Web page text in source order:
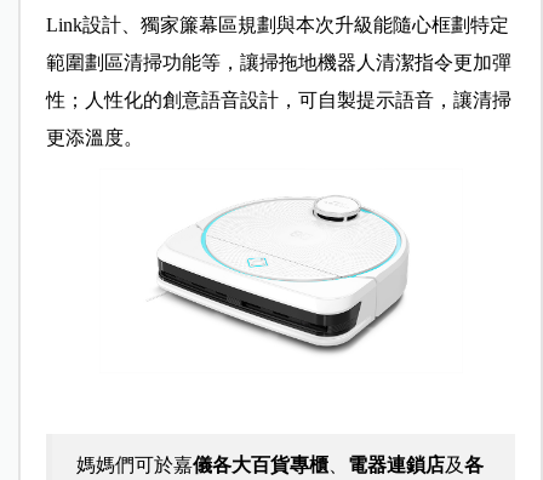
Link設計、獨家簾幕區規劃與本次升級能隨心框劃特定
範圍劃區清掃功能等，讓掃拖地機器人清潔指令更加彈
性；人性化的創意語音設計，可自製提示語音，讓清掃
更添溫度。
媽媽們可於嘉儀各大百貨專櫃、 電器連鎖店及各